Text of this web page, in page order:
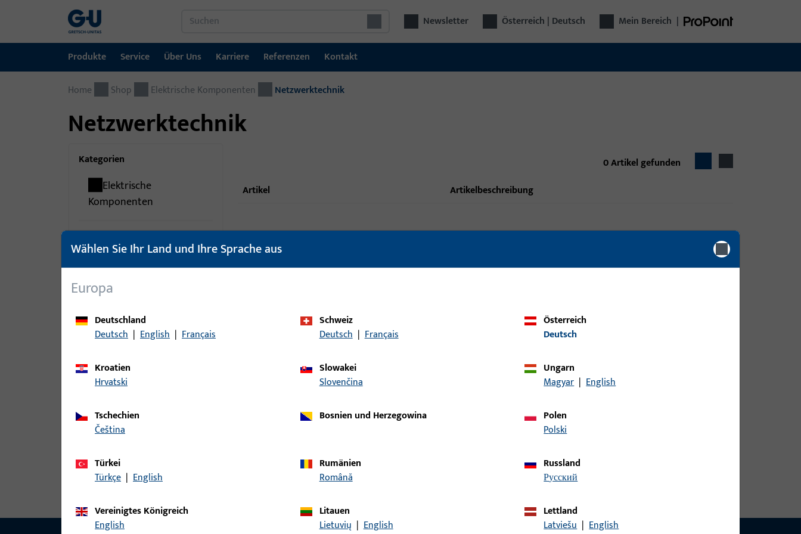
Newsletter Österreich | Deutsch Mein Bereich |
Produkte
Produkte
Fenstertechnik
Automatische Eingangsysteme
Montagematerial
Service
Service
Downloadportal
Über Uns
Über Uns
GU-Gruppe weltweit
Karriere
Karriere
Jobportal
Referenzen
Referenzen
Kontakt
Kontakt
Home Shop Elektrische Komponenten Netzwerktechnik
Netzwerktechnik
Kategorien
Elektrische
Komponenten
E-Öffner
46
Bauteile
Getriebe-Motor
Sender
Sensoren
Türspion
Artikel gefunden
Artikel
Artikelbeschreibung
Wählen Sie Ihr Land und Ihre Sprache aus
Europa
Deutschland
Deutsch | English | Français
Schweiz
Deutsch | Français
Österreich
Deutsch
Kroatien
Hrvatski
Slowakei
Slovenčina
Ungarn
Magyar | English
Tschechien
čeština
Bosnien und Herzegowina
Polen
Polski
Türkei
Türkçe | English
Rumänien
Română
Russland
русский
Vereinigtes Königreich
English
Litauen
Lietuvių | English
Lettland
Latviešu | English